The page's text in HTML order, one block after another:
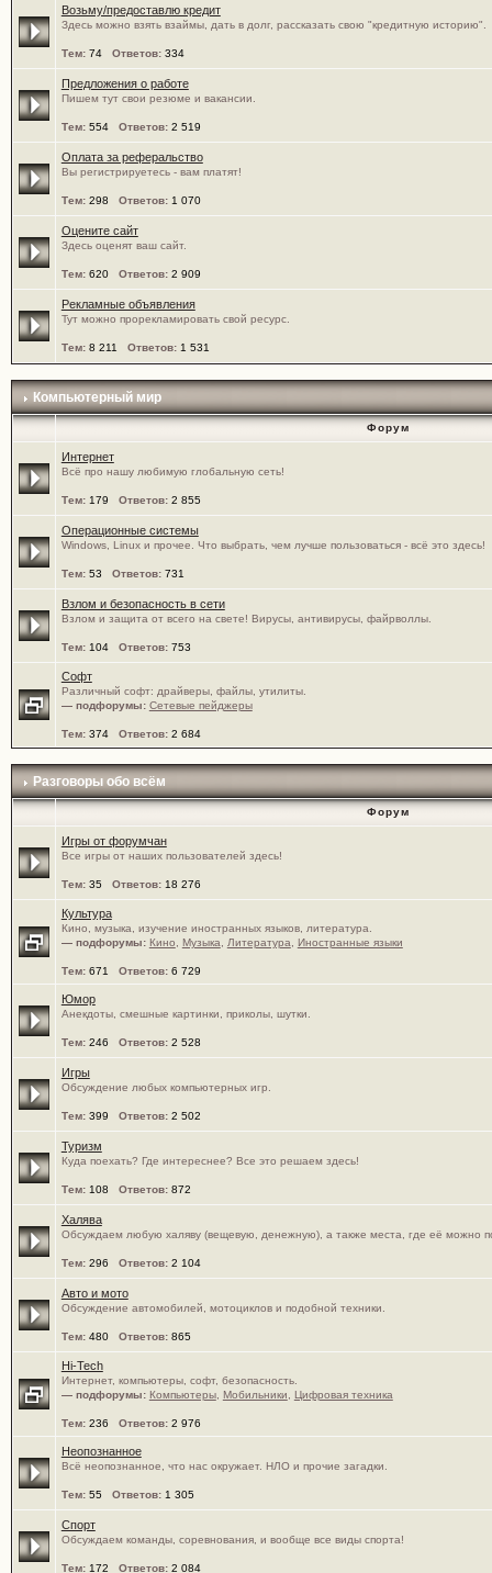
Возьму/предоставлю кредит
Здесь можно взять взаймы, дать в долг, рассказать свою "кредитную историю".
Тем: 74 Ответов: 334
Предложения о работе
Пишем тут свои резюме и вакансии.
Тем: 554 Ответов: 2 519
Оплата за реферальство
Вы регистрируетесь - вам платят!
Тем: 298 Ответов: 1 070
Оцените сайт
Здесь оценят ваш сайт.
Тем: 620 Ответов: 2 909
Рекламные объявления
Тут можно прорекламировать свой ресурс.
Тем: 8 211 Ответов: 1 531
Компьютерный мир
Форум
Интернет
Всё про нашу любимую глобальную сеть!
Тем: 179 Ответов: 2 855
Операционные системы
Windows, Linux и прочее. Что выбрать, чем лучше пользоваться - всё это здесь!
Тем: 53 Ответов: 731
Взлом и безопасность в сети
Взлом и защита от всего на свете! Вирусы, антивирусы, файрволлы.
Тем: 104 Ответов: 753
Софт
Различный софт: драйверы, файлы, утилиты.
— подфорумы: Сетевые пейджеры
Тем: 374 Ответов: 2 684
Разговоры обо всём
Форум
Игры от форумчан
Все игры от наших пользователей здесь!
Тем: 35 Ответов: 18 276
Культура
Кино, музыка, изучение иностранных языков, литература.
— подфорумы: Кино Музыка Литература Иностранные языки
Тем: 671 Ответов: 6 729
Юмор
Анекдоты, смешные картинки, приколы, шутки.
Тем: 246 Ответов: 2 528
Игры
Обсуждение любых компьютерных игр.
Тем: 399 Ответов: 2 502
Туризм
Куда поехать? Где интереснее? Все это решаем здесь!
Тем: 108 Ответов: 872
Халява
Обсуждаем любую халяву (вещевую, денежную), а также места, где её можно
Тем: 296 Ответов: 2 104
Авто и мото
Обсуждение автомобилей, мотоциклов и подобной техники.
Тем: 480 Ответов: 865
Hi-Tech
Интернет, компьютеры, софт, безопасность.
— подфорумы: Компьютеры, Мобильники Цифровая техника
Тем: 236 Ответов: 2 976
Неопознанное
Всё неопознанное, что нас окружает. НЛО и прочие загадки.
Тем: 55 Ответов: 1 305
Спорт
Обсуждаем команды, соревнования, и вообще все виды спорта!
Тем: 172 Ответов: 2 084